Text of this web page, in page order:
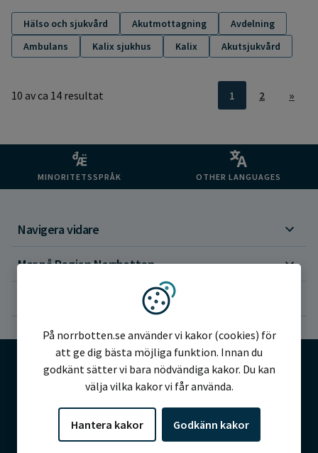
Hälso och sjukvård Akutmottagning
Avdelning
Ambulans
Kalix sjukhus Kalix Akutsjukvård
10 av ca 14 resultat 1 2 »
MINORITETSSPRÅK OTHER LANGUAGES
Navigera vidare
Mer på Region Norrbotten
©2026 Region Norrbotten
Vi använder kakor
På norrbotten.se använder vi kakor (cookies) för
att ge dig bästa möjliga funktion. Innan du
godkänt sätter vi bara nödvändiga kakor. Du kan
välja vilka kakor vi får använda.
Hantera kakor Godkänn kakor